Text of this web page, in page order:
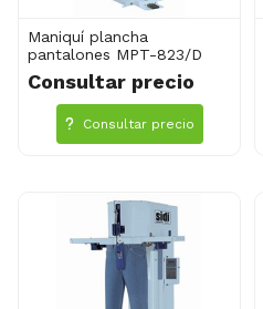
Maniquí plancha
pantalones MPT-823/D
Consultar precio
Consultar precio